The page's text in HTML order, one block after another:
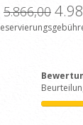
5.866,00